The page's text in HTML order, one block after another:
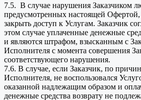
7.5. В случае нарушения Заказчиком
предусмотренных настоящей
закрыть доступ к Услугам. Заказчик
этом случае уплаченные денежные
и являются штрафом, взысканным с
Исполнителя с момента совершения
соответствующего нарушения.
7.6. В случае, если Заказчик, по
Исполнителя, не воспользовался
оказанной надлежащим образом и
денежные средства возврату не